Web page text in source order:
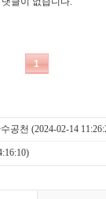
공천 (2024-02-14